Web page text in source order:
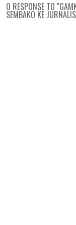
0 RESPONSE TO
SEMBAKO KE